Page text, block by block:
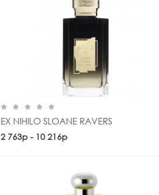
EX NIHILO SLOANE RAVERS
2 763р - 10 216рКупить